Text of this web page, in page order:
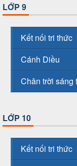
LỚP 9
Kết nối tri thức
Cánh Diều
Chân trời sáng
LỚP 10
Kết nối tri thức